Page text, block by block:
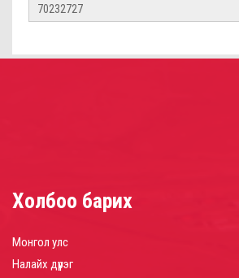
70232727
Холбоо барих
Монгол улс
Налайх дүүрэг